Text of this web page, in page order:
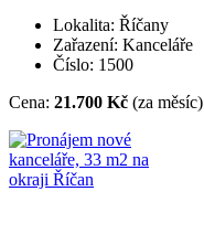
Lokalita: Říčany
Zařazení: Kanceláře
Číslo: 1500
Cena: 21.700 Kč (za měsíc)